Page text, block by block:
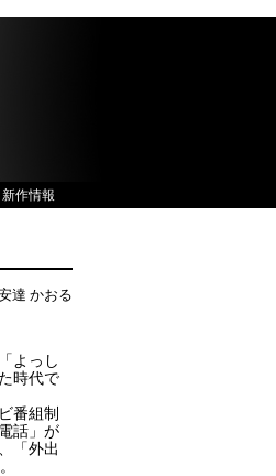
新作情報
達 かおる
よっし
時代で
番組制
話」が
「外出